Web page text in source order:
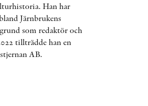
Han har
Järnbrukens
som redaktör och
tillträdde han en
AB.